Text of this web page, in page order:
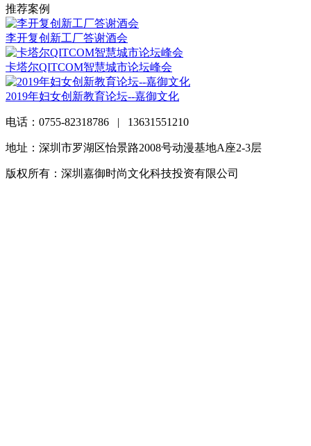
推荐案例
李开复创新工厂答谢酒会
卡塔尔QITCOM智慧城市论坛峰会
2019年妇女创新教育论坛--嘉御文化
电话：0755-82318786 | 13631551210
地址：深圳市罗湖区怡景路2008号动漫基地A座2-3层
版权所有：深圳嘉御时尚文化科技投资有限公司